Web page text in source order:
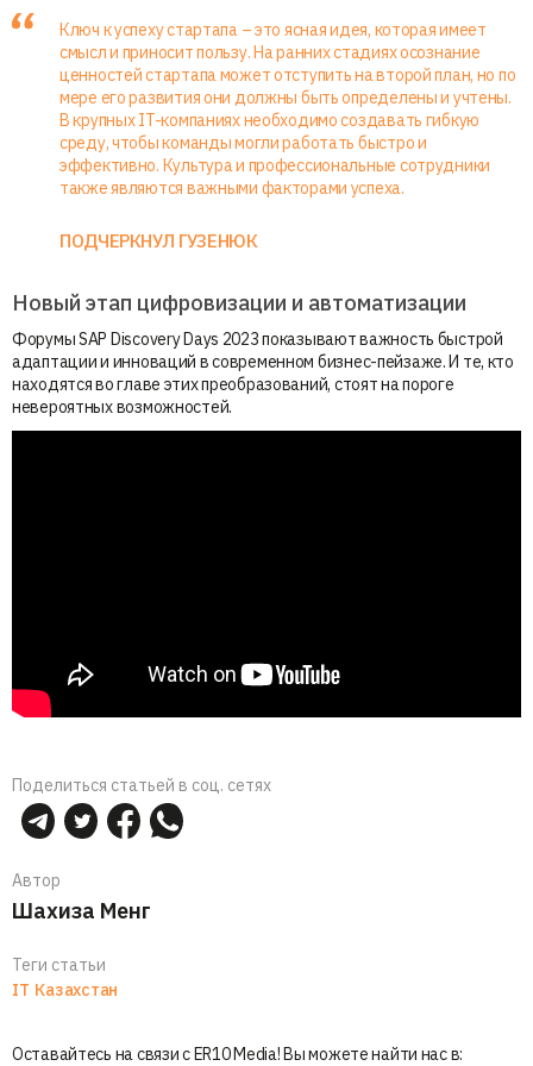
Ключ к успеху стартапа – это ясная идея, которая имеет
смысл и приносит пользу. На ранних стадиях осознание
ценностей стартапа может отступить на второй план, но по
мере его развития они должны быть определены и учтены.
В крупных IT-компаниях необходимо создавать гибкую
среду, чтобы команды могли работать быстро и
эффективно. Культура и профессиональные сотрудники
также являются важными факторами успеха.
ПОДЧЕРКНУЛ ГУЗЕНЮК
Новый этап цифровизации и автоматизации
Форумы SAP Discovery Days 2023 показывают важность быстрой
адаптации и инноваций в современном бизнес-пейзаже. И те, кто
находятся во главе этих преобразований, стоят на пороге
невероятных возможностей.
Поделиться статьей в соц. сетях
Автор
Шахиза Менг
Теги статьи
IT Казахстан
Оставайтесь на связи с ER10 Media! Вы можете найти нас в: